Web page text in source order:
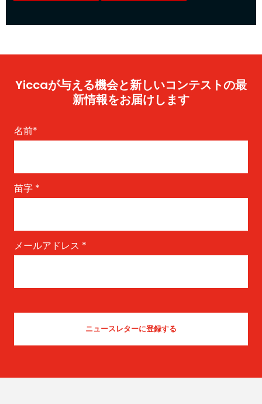
Yiccaが与える機会と新しいコンテストの最
新情報をお届けします
名前*
苗字 *
メールアドレス *